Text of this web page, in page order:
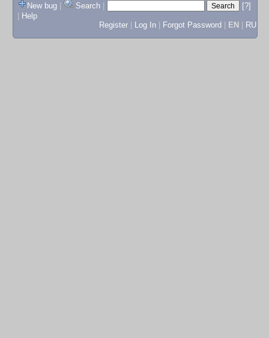
New bug
Search
[?]
Help
Register
Log In Forgot Password EN RU